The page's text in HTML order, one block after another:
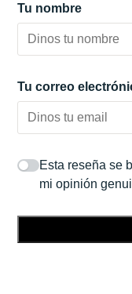
Tu nombre
Tu correo
Esta reseña se
mi opinión